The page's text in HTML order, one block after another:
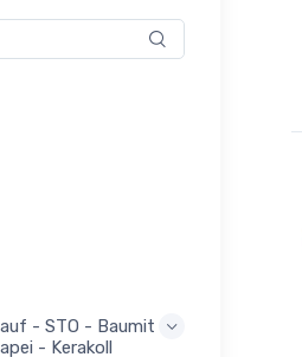
- STO - Baumit -
- Kerakoll